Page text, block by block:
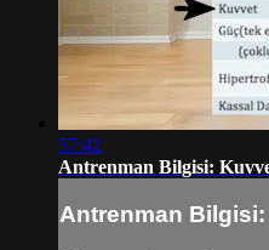
57:42
Antrenman Bilgisi:
Antrenman